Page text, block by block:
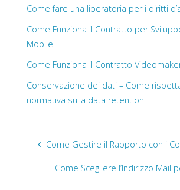
Come fare una liberatoria per i diritti
Come Funziona il Contratto per
Mobile
Come Funziona il Contratto
Conservazione dei dati – Come
normativa sulla data retention
Come Gestire il Rapporto con i
Come Scegliere l’Indirizzo Mail